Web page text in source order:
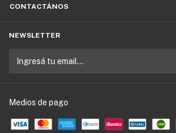
CONTACTÁNOS
NEWSLETTER
Medios de pago